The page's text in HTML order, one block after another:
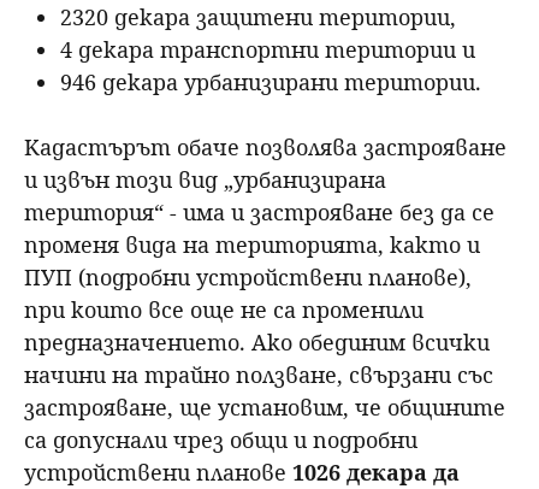
2320 декара защитени територии,
4 декара транспортни територии и
946 декара урбанизирани територии.
Кадастърът обаче позволява застрояване
и извън този вид „урбанизирана
територия“ - има и застрояване без да се
променя вида на територията, както и
ПУП (подробни устройствени планове),
при които все още не са променили
предназначението. Ако обединим всички
начини на трайно ползване, свързани със
застрояване, ще установим, че общините
са допуснали чрез общи и подробни
устройствени планове 1026 декара да